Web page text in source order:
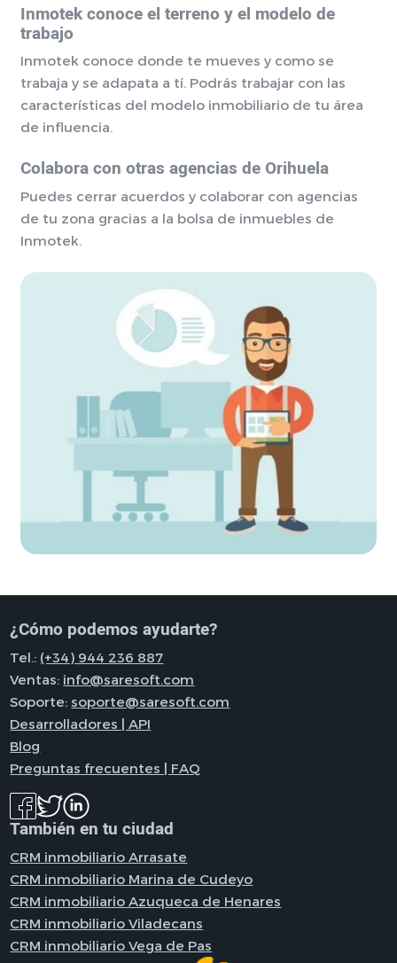
Inmotek conoce el terreno y el modelo de
trabajo
Inmotek conoce donde te mueves y como se
trabaja y se adapata a tí. Podrás trabajar con las
características del modelo inmobiliario de tu área
de influencia.
Colabora con otras agencias de Orihuela
Puedes cerrar acuerdos y colaborar con agencias
de tu zona gracias a la bolsa de inmuebles de
Inmotek.
¿Cómo podemos ayudarte?
Tel.: (+34) 944 236 887
Ventas: info@saresoft.com
Soporte:soporte@saresoft.com
Desarrolladores | API
Blog
Preguntas frecuentes | FAQ
También en tu ciudad
CRM inmobiliario Arrasate
CRM inmobiliario Marina de Cudeyo
CRM inmobiliario Azuqueca de Henares
CRM inmobiliario Viladecans
CRM inmobiliario Vega de Pas